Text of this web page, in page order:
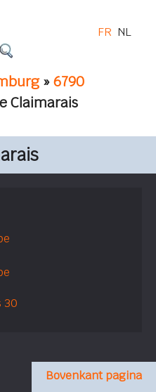
»6790
Claimarais
FR NL
30
Bovenkant pagina